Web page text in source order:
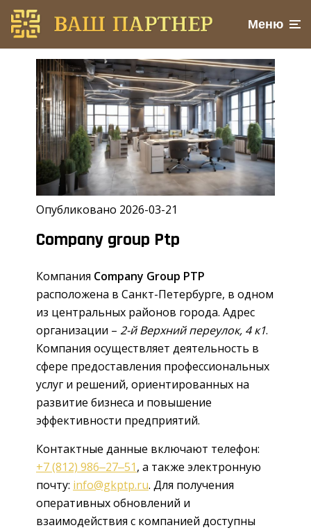
Меню
Опубликовано 2026-03-21
Company group Ptp
Компания Company Group PTP
расположена в Санкт-Петербурге, в одном
из центральных районов города. Адрес
организации – 2-й Верхний переулок, 4 к1.
Компания осуществляет деятельность в
сфере предоставления профессиональных
услуг и решений, ориентированных на
развитие бизнеса и повышение
эффективности предприятий.
Контактные данные включают телефон:
+7 (812) 986‒27‒51, а также электронную
почту: info@gkptp.ru. Для получения
оперативных обновлений и
взаимодействия с компанией доступны